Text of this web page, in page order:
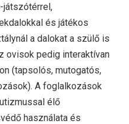
játszótérrel,
és játékos
a dalokat a szülő is
ovisok pedig interaktívan
(tapsolós, mutogatós,
A foglalkozások
élő
használata és